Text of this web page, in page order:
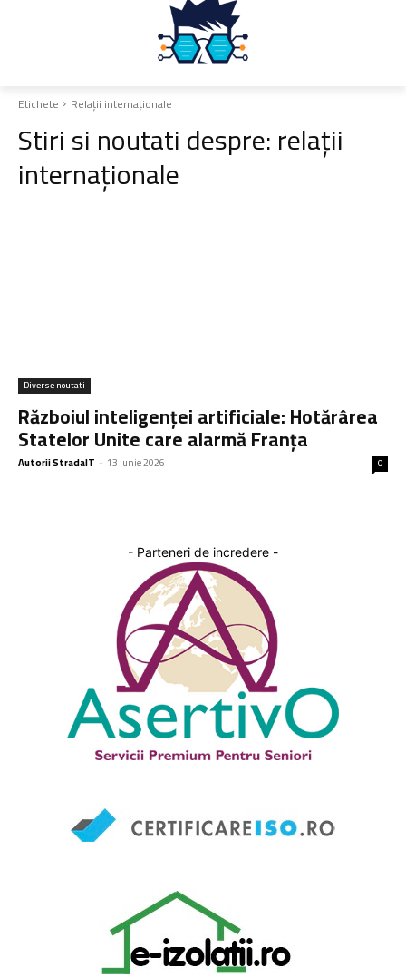
Etichete Relații internaționale
Stiri si noutati despre:relații
internaționale
Diverse noutati
Războiul inteligenței artificiale: Hotărârea
Statelor Unite care alarmă Franța
Autorii StradaIT - 13 iunie 2026 0
- Parteneri de incredere -